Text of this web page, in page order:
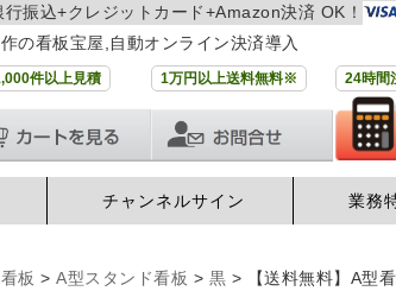
振込+クレジットカード+Amazon決済 OK！
の看板宝屋,自動オンライン決済導入
件以上見積 1万円以上送料無料※ 24時間
チャンネルサイン 業務
板 > A型スタンド看板 > 黒 >
【送料無料】A型